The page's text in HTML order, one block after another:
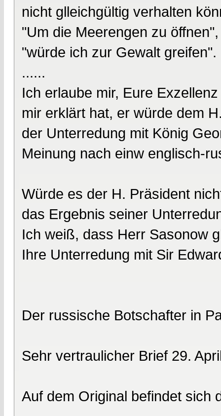
nicht glleichgültig verhalten
"Um die Meerengen zu
"würde ich zur Gewalt greifen".
......
Ich erlaube mir, Eure
mir erklärt hat, er würde dem
der Unterredung mit König
Meinung nach einw englisch-
Würde es der H. Präsident
das Ergebnis seiner
Ich weiß, dass Herr Sasonow
Ihre Unterredung mit Sir
Der russische Botschafter in
Sehr vertraulicher Brief 29.
Auf dem Original befindet sich